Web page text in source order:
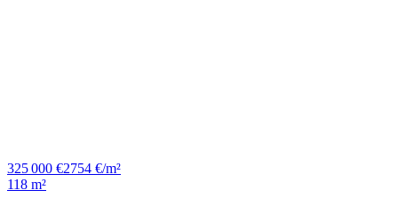
325 000 €2754 €/m²
118 m²